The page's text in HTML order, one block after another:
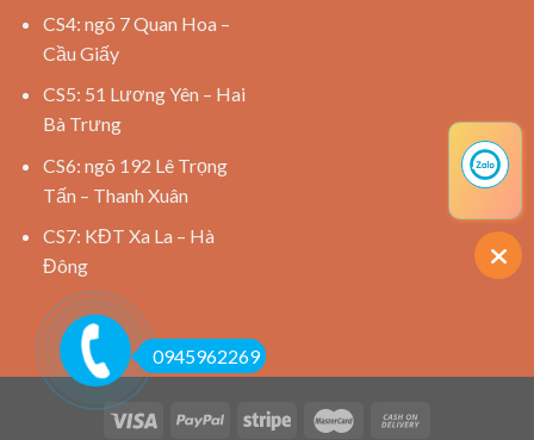
CS4: ngõ 7 Quan Hoa –
Cầu Giấy
CS5: 51 Lương Yên – Hai
Bà Trưng
CS6: ngõ 192 Lê Trọng
Tấn – Thanh Xuân
CS7: KĐT Xa La – Hà
Đông
0945962269